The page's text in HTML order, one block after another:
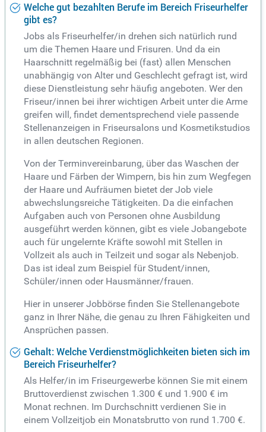
Welche gut bezahlten Berufe im Bereich Friseurhelfer
gibt es?
Jobs als Friseurhelfer/in drehen sich natürlich rund
um die Themen Haare und Frisuren. Und da ein
Haarschnitt regelmäßig bei (fast) allen Menschen
unabhängig von Alter und Geschlecht gefragt ist, wird
diese Dienstleistung sehr häufig angeboten. Wer den
Friseur/innen bei ihrer wichtigen Arbeit unter die Arme
greifen will, findet dementsprechend viele passende
Stellenanzeigen in Friseursalons und Kosmetikstudios
in allen deutschen Regionen.
Von der Terminvereinbarung, über das Waschen der
Haare und Färben der Wimpern, bis hin zum Wegfegen
der Haare und Aufräumen bietet der Job viele
abwechslungsreiche Tätigkeiten. Da die einfachen
Aufgaben auch von Personen ohne Ausbildung
ausgeführt werden können, gibt es viele Jobangebote
auch für ungelernte Kräfte sowohl mit Stellen in
Vollzeit als auch in Teilzeit und sogar als Nebenjob.
Das ist ideal zum Beispiel für Student/innen,
Schüler/innen oder Hausmänner/frauen.
Hier in unserer Jobbörse finden Sie Stellenangebote
ganz in Ihrer Nähe, die genau zu Ihren Fähigkeiten und
Ansprüchen passen.
Gehalt: Welche Verdienstmöglichkeiten bieten sich im
Bereich Friseurhelfer?
Als Helfer/in im Friseurgewerbe können Sie mit einem
Bruttoverdienst zwischen 1.300 € und 1.900 € im
Monat rechnen. Im Durchschnitt verdienen Sie in
einem Vollzeitjob ein Monatsbrutto von rund 1.700 €.